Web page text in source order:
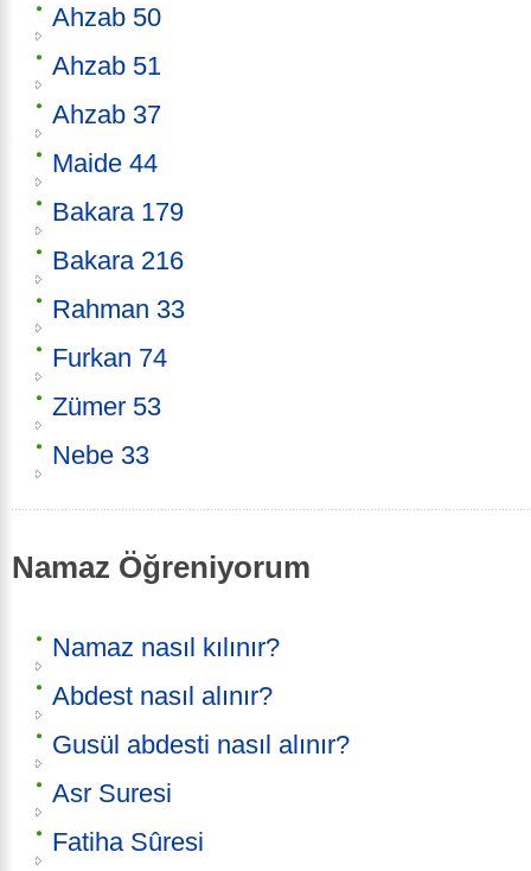
Ahzab 50
Ahzab 51
Ahzab 37
Maide 44
Bakara 179
Bakara 216
Rahman 33
Furkan 74
Zümer 53
Nebe 33
Namaz Öğreniyorum
Namaz nasıl kılınır?
Abdest nasıl alınır?
Gusül abdesti nasıl alınır?
Asr Suresi
Fatiha Sûresi